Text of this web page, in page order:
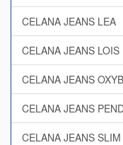
CELANA JEANS LEA
CELANA JEANS LOIS
CELANA JEANS
CELANA JEANS
CELANA JEANS